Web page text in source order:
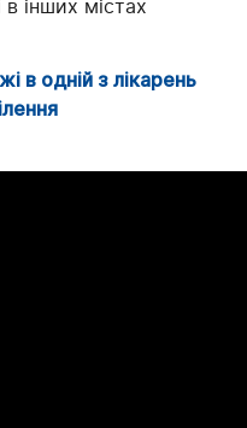
в інших містах
в одній з лікарень